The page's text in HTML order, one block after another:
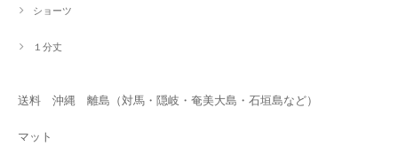
ショーツ
１分丈
送料 沖縄 離島（対馬・隠岐・奄美大島・石垣島など）
マット